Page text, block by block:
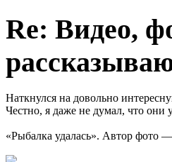
Re: Видео,
Наткнулся на довольно
Честно, я даже не думал, что они
«Рыбалка удалась». Автор фото